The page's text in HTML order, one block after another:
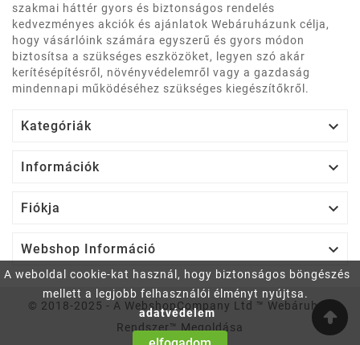
A weboldal cookie-kat használ, hogy biztonságos böngészés
mellett a legjobb felhasználói élményt nyújtsa.
adatvédelem
szakmai háttér gyors és biztonságos rendelés
kedvezményes akciók és ajánlatok Webáruházunk célja,
hogy vásárlóink számára egyszerű és gyors módon
biztosítsa a szükséges eszközöket, legyen szó akár
kerítésépítésről, növényvédelemről vagy a gazdaság
mindennapi működéséhez szükséges kiegészítőkről.
Kategóriák 
Információk 
Fiókja 
Webshop Információ 
© 2018-2025 - A WebshopCompany Ltd ™ Webáruház
Rendszer™ Megoldása